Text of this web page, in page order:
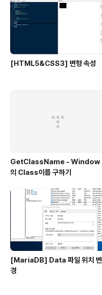
[HTML5&CSS3] 변형 속성
GetClassName - Window
의 Class이름 구하기
[MariaDB] Data 파일 위치 변
경